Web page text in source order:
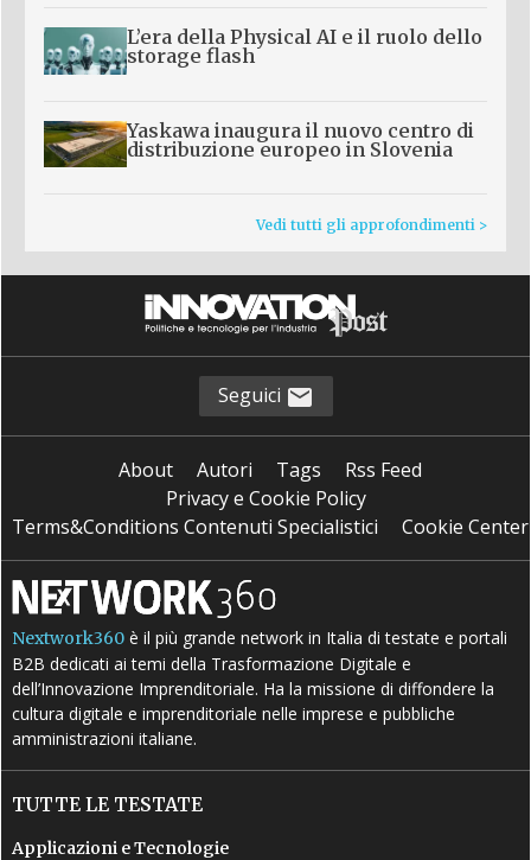
L’era della Physical AI e il ruolo dello
storage flash
Yaskawa inaugura il nuovo centro di
distribuzione europeo in Slovenia
Vedi tutti gli approfondimenti >
Seguici
About Autori Tags
Rss Feed
Privacy e Cookie Policy
Terms&Conditions Contenuti Specialistici
Cookie Center
Nextwork360 è il più grande network in Italia di testate e portali
B2B dedicati ai temi della Trasformazione Digitale e
dell’Innovazione Imprenditoriale. Ha la missione di diffondere la
cultura digitale e imprenditoriale nelle imprese e pubbliche
amministrazioni italiane.
TUTTE LE TESTATE
Applicazioni e Tecnologie